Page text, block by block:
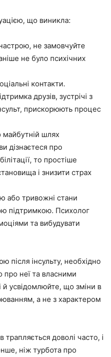
що виникла:
не замовчуйте
не було психічних
контакти.
друзів, зустрічі з
прискорюють процес
майбутній шлях
дізнаєтеся про
то простіше
і знизити страх
або тривожні стани
підтримкою. Психолог
та вибудувати
після інсульту, необхідно
про неї та власними
й усвідомлюйте, що зміни в
а не з характером
трапляється доволі часто, і
ніж турбота про